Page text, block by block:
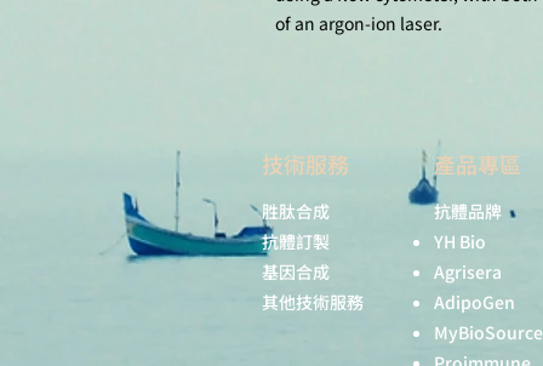
of an argon-ion laser.
技術服務
胜肽合成
抗體訂製
基因合成
其他技術服務
產品專區
抗體品牌
YH Bio
Agrisera
AdipoGen
MyBioSource